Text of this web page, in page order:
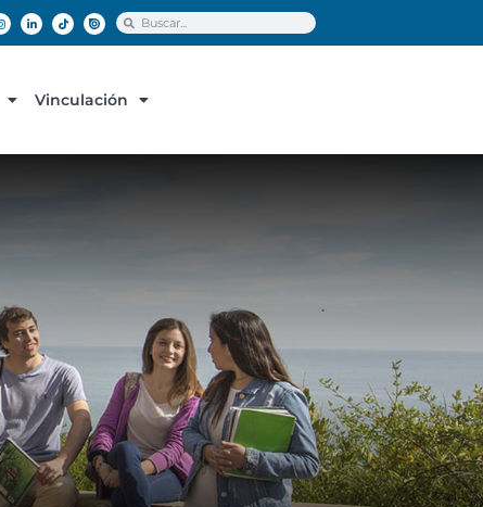
Vinculación